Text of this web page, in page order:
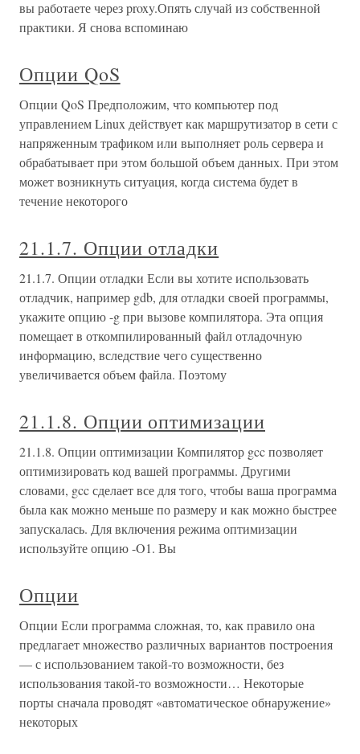
вы работаете через proxy.Опять случай из собственной
практики. Я снова вспоминаю
Опции QoS
Опции QoS Предположим, что компьютер под
управлением Linux действует как маршрутизатор в сети с
напряженным трафиком или выполняет роль сервера и
обрабатывает при этом большой объем данных. При этом
может возникнуть ситуация, когда система будет в
течение некоторого
21.1.7. Опции отладки
21.1.7. Опции отладки Если вы хотите использовать
отладчик, например gdb, для отладки своей программы,
укажите опцию -g при вызове компилятора. Эта опция
помещает в откомпилированный файл отладочную
информацию, вследствие чего существенно
увеличивается объем файла. Поэтому
21.1.8. Опции оптимизации
21.1.8. Опции оптимизации Компилятор gcc позволяет
оптимизировать код вашей программы. Другими
словами, gcc сделает все для того, чтобы ваша программа
была как можно меньше по размеру и как можно быстрее
запускалась. Для включения режима оптимизации
используйте опцию -O1. Вы
Опции
Опции Если программа сложная, то, как правило она
предлагает множество различных вариантов построения
— с использованием такой-то возможности, без
использования такой-то возможности… Некоторые
порты сначала проводят «автоматическое обнаружение»
некоторых